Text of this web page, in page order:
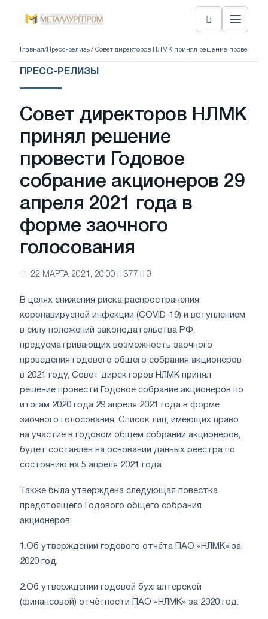
Главная/ Пресс-релизы/ Совет директоров НЛМК принял решение провести
ПРЕСС-РЕЛИЗЫ
Совет директоров НЛМК
принял решение
провести Годовое
собрание акционеров 29
апреля 2021 года в
форме заочного
голосования
22 МАРТА 2021, 20:00 377 0
В целях снижения риска распространения
коронавирусной инфекции (COVID-19) и вступлением
в силу положений законодательства РФ,
предусматривающих возможность заочного
проведения годового общего собрания акционеров
в 2021 году, Совет директоров НЛМК принял
решение провести Годовое собрание акционеров по
итогам 2020 года 29 апреля 2021 года в форме
заочного голосования. Список лиц, имеющих право
на участие в годовом общем собрании акционеров,
будет составлен на основании данных реестра по
состоянию на 5 апреля 2021 года.
Также была утверждена следующая повестка
предстоящего Годового общего собрания
акционеров:
1.Об утверждении годового отчёта ПАО «НЛМК» за
2020 год.
2.Об утверждении годовой бухгалтерской
(финансовой) отчётности ПАО «НЛМК» за 2020 год.